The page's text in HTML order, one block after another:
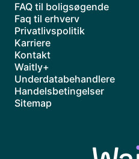
FAQ til boligsøgende
Faq til erhverv
Privatlivspolitik
Karriere
Kontakt
Waitly+
Underdatabehandlere
Handelsbetingelser
Sitemap